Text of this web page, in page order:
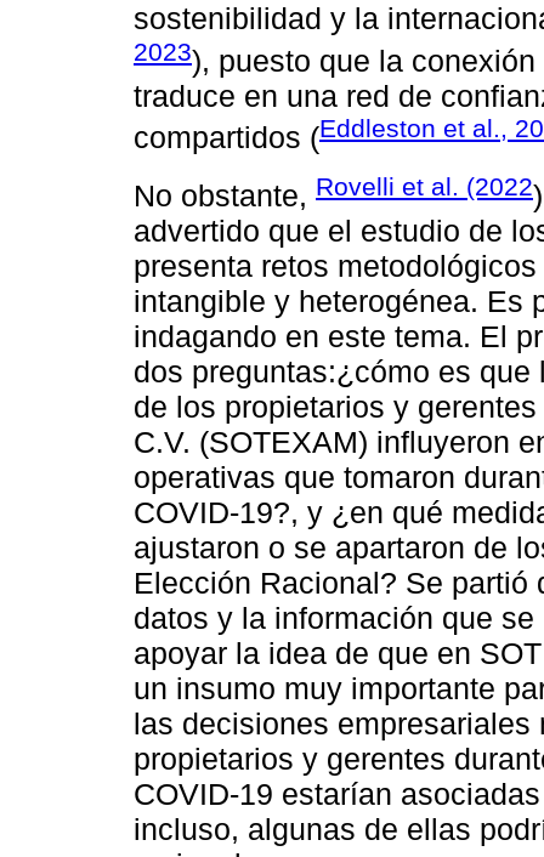
sostenibilidad y la
2023), puesto que la
traduce en una red de
compartidos (Eddleston et al.,
No obstante, Rovelli et al. (2022
advertido que el estudio de
presenta retos
intangible y heterogénea. Es
indagando en este tema. El
dos preguntas:¿cómo es
de los propietarios y
C.V. (SOTEXAM) influyeron
operativas que tomaron
COVID-19?, y ¿en qué
ajustaron o se apartaron de
Elección Racional? Se
datos y la información que
apoyar la idea de que en
un insumo muy importante
las decisiones
propietarios y gerentes
COVID-19 estarían
incluso, algunas de ellas